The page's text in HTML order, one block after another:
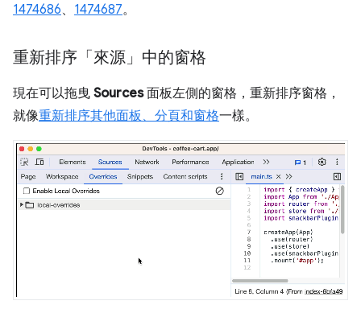
1474686、 1474687。
重新排序「來源」中的窗格
現在可以拖曳 Sources面板左側的窗格，重新排序窗格，
就像重新排序其他面板、分頁和窗格一樣。